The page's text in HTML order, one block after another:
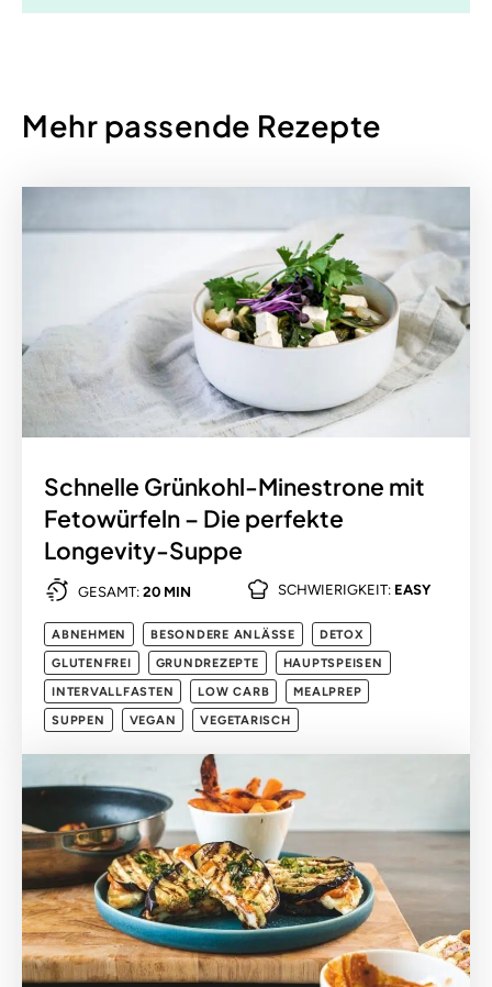
Mehr passende Rezepte
Schnelle Grünkohl-Minestrone mit
Fetowürfeln – Die perfekte
Longevity-Suppe
GESAMT: 20 MIN SCHWIERIGKEIT: EASY
ABNEHMEN BESONDERE ANLÄSSE
DETOX
GLUTENFREI
GRUNDREZEPTE
HAUPTSPEISEN
INTERVALLFASTEN
LOW CARB
MEALPREP
SUPPEN
VEGAN VEGETARISCH